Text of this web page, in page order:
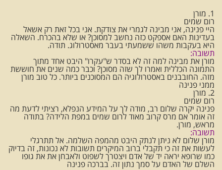
1. מורן
רום שמים
היי פנינה, אני מבינה לגמרי את צודקת. אני בכל זאת רק אשאל
בעדינות האם אספקט כזה נחשב למסוכן? או שלא בהכרח. השאלה
היא בעקבות משהו ששמעתי בעבר מאסטרולוג. תודה.
תשובה:
מורן את מבינה למה זה לא בסדר ש"עקרו" היבט אחד מתוך
התמונה הכללית ואמרו לך שזה מסוכן? וכבר כמה שנים את חוששת
מזה. החובבנים באסטרולוגיה הם המסוכנים ביותר. כל טוב מורן
ממני פנינה
2. מורן
רום שמים
פנינה יקרה שלום רב, מודה לך על המידע הנפלא, רציתי לדעת מה
זה אומר אם מרס קרוב מאוד לרום שמים במפת הלידה? בתודה
מראש, מורן.
תשובה:
מורן שלום לא ניתן לנתק היבט מהמפה השלמה. אל תתרגלי
לעשות את זה כי תקבלי ברוב המיקרים תשובות לא נכונות, זה בדיוק
כמו שרופא יראה יד של אדם ויצטרך לשפוט ולאבחן את את גופו
השלם של האדם על סמך נתון זה. בברכה פנינה